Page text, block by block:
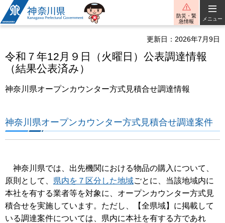
神奈川県
防災・緊
急情報
メニュー
更新日：2026年7月9日
令和７年12月９日（火曜日）公表調達情報
（結果公表済み）
神奈川県オープンカウンター方式見積合せ調達情報
神奈川県オープンカウンター方式見積合せ調達案件
神奈川県では、出先機関における物品の購入について、
原則として、 県内を７区分した地域ごとに、当該地域内に
本社を有する業者等を対象に、オープンカウンター方式見
積合せを実施しています。ただし、【全県域】に掲載して
いる調達案件については、県内に本社を有する方であれ